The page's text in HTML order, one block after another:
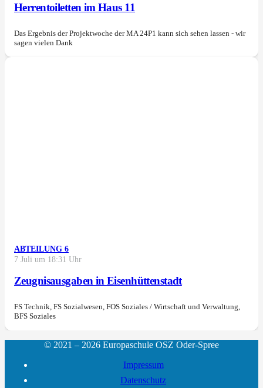
Herrentoiletten im Haus 11
Das Ergebnis der Projektwoche der MA 24P1 kann sich sehen lassen - wir
sagen vielen Dank
ABTEILUNG 6
7 Juli um 18:31 Uhr
Zeugnisausgaben in Eisenhüttenstadt
FS Technik, FS Sozialwesen, FOS Soziales / Wirtschaft und Verwaltung,
BFS Soziales
© 2021 – 2026 Europaschule OSZ Oder-Spree
Impressum
Datenschutz